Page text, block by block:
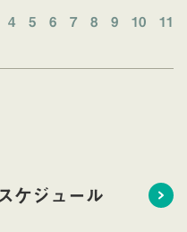
4 5 6 7 8 9 10 11
ケジュール